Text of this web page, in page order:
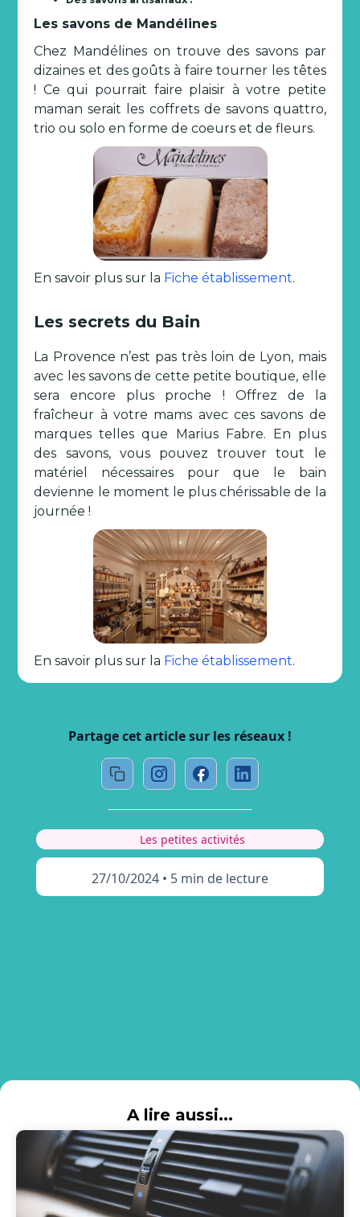
Les savons de Mandélines
Chez Mandélines on trouve des savons par
dizaines et des goûts à faire tourner les têtes
! Ce qui pourrait faire plaisir à votre petite
maman serait les coffrets de savons quattro,
trio ou solo en forme de coeurs et de fleurs.
En savoir plus sur la Fiche établissement.
Les secrets du Bain
La Provence n’est pas très loin de Lyon, mais
avec les savons de cette petite boutique, elle
sera encore plus proche ! Offrez de la
fraîcheur à votre mams avec ces savons de
marques telles que Marius Fabre. En plus
des savons, vous pouvez trouver tout le
matériel nécessaires pour que le bain
devienne le moment le plus chérissable de la
journée !
En savoir plus sur la Fiche établissement.
Partage cet article sur les réseaux !
Les petites activités
27/10/2024 • 5 min de lecture
A lire aussi...